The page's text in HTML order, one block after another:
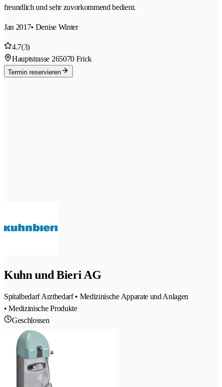
freundlich und sehr zuvorkommend bedient.
Jan 2017• Denise Winter
4.7(3)
Hauptstrasse 265070 Frick
Termin reservieren
Kuhn und Bieri AG
Spitalbedarf Arztbedarf • Medizinische Apparate und Anlagen
• Medizinische Produkte
Geschlossen